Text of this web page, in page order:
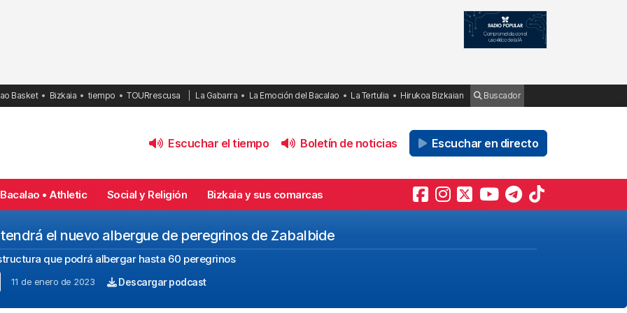
Basket Bizkaia tiempo TOURrescusa La Gabarra La Emoción del Bacalao La Tertulia Hirukoa Bizkaian Buscador
Escuchar el tiempo Boletín de noticias Escuchar en directo
Bacalao • Athletic Social y Religión Bizkaia y sus comarcas
el nuevo albergue de peregrinos de Zabalbide
que podrá albergar hasta 60 peregrinos
11 de enero de 2023 Descargar podcast